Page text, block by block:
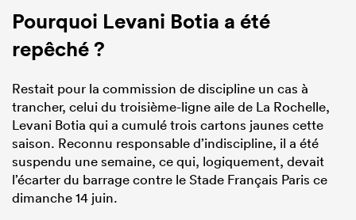
Pourquoi Levani Botia a été
repêché ?
Restait pour la commission de discipline un cas à
trancher, celui du troisième-ligne aile de La Rochelle,
Levani Botia qui a cumulé trois cartons jaunes cette
saison. Reconnu responsable d’indiscipline, il a été
suspendu une semaine, ce qui, logiquement, devait
l’écarter du barrage contre le Stade Français Paris ce
dimanche 14 juin.